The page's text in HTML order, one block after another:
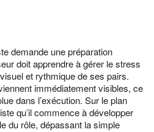
demande une préparation
doit apprendre à gérer le stress
et rythmique de ses pairs.
immédiatement visibles, ce
dans l’exécution. Sur le plan
qu’il commence à développer
du rôle, dépassant la simple